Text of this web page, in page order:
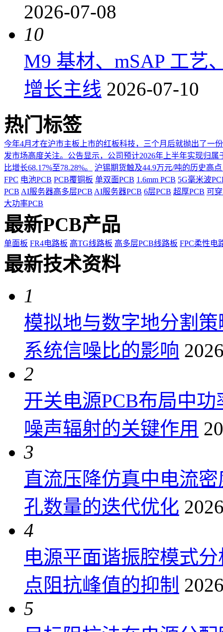
2026-07-08
10
M9 基材、mSAP 工艺
增长主线 2026-07-10
热门标签
今年4月才在沪市主板上市的红板科技，三个月后就抛出了一
发市场高度关注。公告显示，公司预计2026年上半年实现归
比增长68.17%至78.28%。
沪锡期货触及44.9万元/吨的历史高
FPC 电池PCB PCB覆铜板 单双面PCB 1.6mm PCB 5G毫米波
PCB AI服务器高多层PCB AI服务器PCB 6层PCB 超厚PCB 可
大功率PCB
最新PCB产品
单面板 FR4电路板 高TG线路板 高多层PCB线路板 FPC柔性电
最新技术资料
1
模拟地与数字地分割
系统信噪比的影响
2
开关电源PCB布局中
噪声辐射的关键作用
3
直流压降仿真中电流
孔数量的迭代优化
4
电源平面谐振腔模式
点阻抗峰值的抑制
5